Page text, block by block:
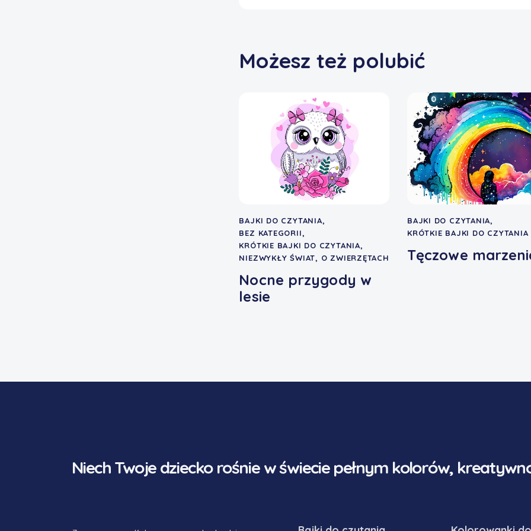
Możesz też polubić
BAJKI DO CZYTANIA,
BEZ KATEGORII,
KRÓTKIE BAJKI DO CZYTANIA,
NIEZWYKŁY ŚWIAT, O ZWIERZĘTACH
Nocne przygody w
lesie
BAJKI DO CZYTANIA,
KRÓTKIE BAJKI DO CZYTANIA
Tęczowe
Niech Twoje dziecko rośnie w świecie pełnym kolorów,